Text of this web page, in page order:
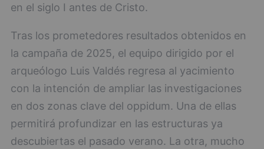
en el siglo I antes de Cristo.
Tras los prometedores resultados obtenidos en
la campaña de 2025, el equipo dirigido por el
arqueólogo Luis Valdés regresa al yacimiento
con la intención de ampliar las investigaciones
en dos zonas clave del oppidum. Una de ellas
permitirá profundizar en las estructuras ya
descubiertas el pasado verano. La otra, mucho